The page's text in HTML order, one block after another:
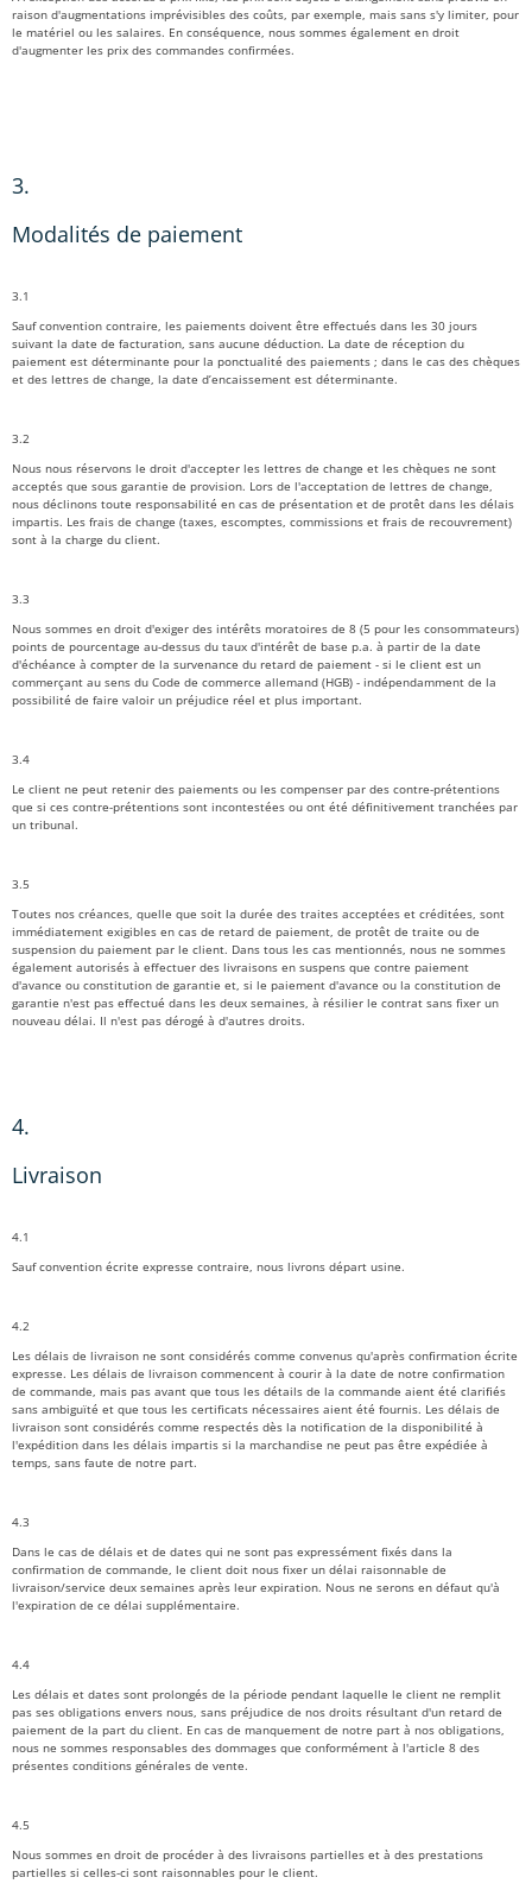
raison d'augmentations imprévisibles des coûts, par exemple, mais sans s'y limiter, pour
le matériel ou les salaires. En conséquence, nous sommes également en droit
d'augmenter les prix des commandes confirmées.
3.
Modalités de paiement
3.1
Sauf convention contraire, les paiements doivent être effectués dans les 30 jours
suivant la date de facturation, sans aucune déduction. La date de réception du
paiement est déterminante pour la ponctualité des paiements ; dans le cas des chèques
et des lettres de change, la date d’encaissement est déterminante.
3.2
Nous nous réservons le droit d'accepter les lettres de change et les chèques ne sont
acceptés que sous garantie de provision. Lors de l'acceptation de lettres de change,
nous déclinons toute responsabilité en cas de présentation et de protêt dans les délais
impartis. Les frais de change (taxes, escomptes, commissions et frais de recouvrement)
sont à la charge du client.
3.3
Nous sommes en droit d'exiger des intérêts moratoires de 8 (5 pour les consommateurs)
points de pourcentage au-dessus du taux d'intérêt de base p.a. à partir de la date
d'échéance à compter de la survenance du retard de paiement - si le client est un
commerçant au sens du Code de commerce allemand (HGB) - indépendamment de la
possibilité de faire valoir un préjudice réel et plus important.
3.4
Le client ne peut retenir des paiements ou les compenser par des contre-prétentions
que si ces contre-prétentions sont incontestées ou ont été définitivement tranchées par
un tribunal.
3.5
Toutes nos créances, quelle que soit la durée des traites acceptées et créditées, sont
immédiatement exigibles en cas de retard de paiement, de protêt de traite ou de
suspension du paiement par le client. Dans tous les cas mentionnés, nous ne sommes
également autorisés à effectuer des livraisons en suspens que contre paiement
d'avance ou constitution de garantie et, si le paiement d'avance ou la constitution de
garantie n'est pas effectué dans les deux semaines, à résilier le contrat sans fixer un
nouveau délai. Il n'est pas dérogé à d'autres droits.
4.
Livraison
4.1
Sauf convention écrite expresse contraire, nous livrons départ usine.
4.2
Les délais de livraison ne sont considérés comme convenus qu'après confirmation écrite
expresse. Les délais de livraison commencent à courir à la date de notre confirmation
de commande, mais pas avant que tous les détails de la commande aient été clarifiés
sans ambiguïté et que tous les certificats nécessaires aient été fournis. Les délais de
livraison sont considérés comme respectés dès la notification de la disponibilité à
l'expédition dans les délais impartis si la marchandise ne peut pas être expédiée à
temps, sans faute de notre part.
4.3
Dans le cas de délais et de dates qui ne sont pas expressément fixés dans la
confirmation de commande, le client doit nous fixer un délai raisonnable de
livraison/service deux semaines après leur expiration. Nous ne serons en défaut qu'à
l'expiration de ce délai supplémentaire.
4.4
Les délais et dates sont prolongés de la période pendant laquelle le client ne remplit
pas ses obligations envers nous, sans préjudice de nos droits résultant d'un retard de
paiement de la part du client. En cas de manquement de notre part à nos obligations,
nous ne sommes responsables des dommages que conformément à l'article 8 des
présentes conditions générales de vente.
4.5
Nous sommes en droit de procéder à des livraisons partielles et à des prestations
partielles si celles-ci sont raisonnables pour le client.